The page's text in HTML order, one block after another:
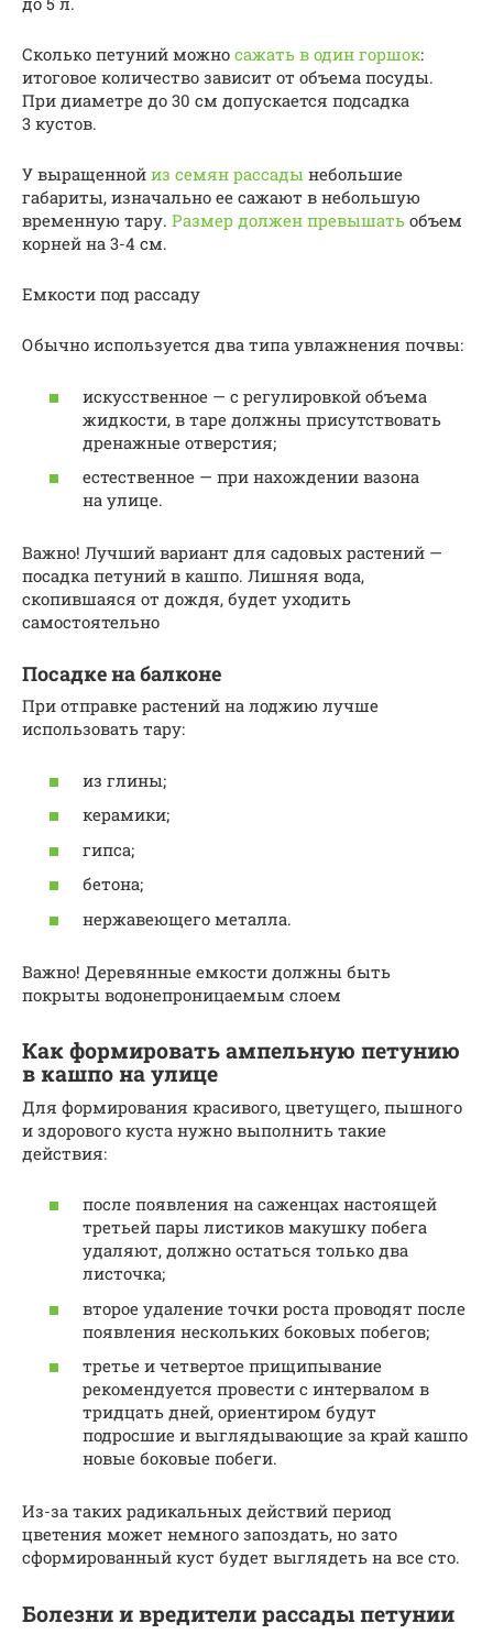
Сколько петуний можно сажать в один горшок:
итоговое количество зависит от объема посуды.
При диаметре до 30 см допускается подсадка
3 кустов.
У выращенной из семян рассады небольшие
габариты, изначально ее сажают в небольшую
временную тару. Размер должен превышать объем
корней на 3-4 см.
Емкости под рассаду
Обычно используется два типа увлажнения почвы:
искусственное — с регулировкой объема
жидкости, в таре должны присутствовать
дренажные отверстия;
естественное — при нахождении вазона
на улице.
Важно! Лучший вариант для садовых растений —
посадка петуний в кашпо. Лишняя вода,
скопившаяся от дождя, будет уходить
самостоятельно
Посадке на балконе
При отправке растений на лоджию лучше
использовать тару:
из глины;
керамики;
гипса;
бетона;
нержавеющего металла.
Важно! Деревянные емкости должны быть
покрыты водонепроницаемым слоем
Как формировать ампельную петунию
в кашпо на улице
Для формирования красивого, цветущего, пышного
и здорового куста нужно выполнить такие
действия:
после появления на саженцах настоящей
третьей пары листиков макушку побега
удаляют, должно остаться только два
листочка;
второе удаление точки роста проводят после
появления нескольких боковых побегов;
третье и четвертое прищипывание
рекомендуется провести с интервалом в
тридцать дней, ориентиром будут
подросшие и выглядывающие за край кашпо
новые боковые побеги.
Из-за таких радикальных действий период
цветения может немного запоздать, но зато
сформированный куст будет выглядеть на все сто.
Болезни и вредители рассады петунии